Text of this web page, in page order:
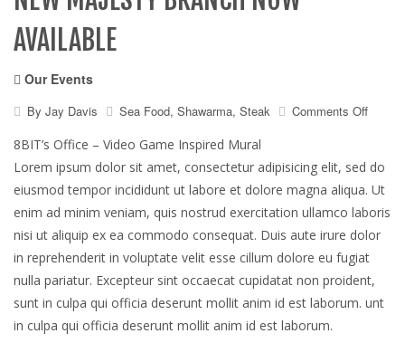
AVAILABLE
Our Events
By Jay Davis Sea Food, Shawarma, Steak Comments Offon
branch
now
8BIT’s Office – Video Game Inspired Mural
Lorem ipsum dolor sit amet, consectetur adipisicing elit, sed do
eiusmod tempor incididunt ut labore et dolore magna aliqua. Ut
enim ad minim veniam, quis nostrud exercitation ullamco laboris
nisi ut aliquip ex ea commodo consequat. Duis aute irure dolor
in reprehenderit in voluptate velit esse cillum dolore eu fugiat
nulla pariatur. Excepteur sint occaecat cupidatat non proident,
sunt in culpa qui officia deserunt mollit anim id est laborum. unt
in culpa qui officia deserunt mollit anim id est laborum.